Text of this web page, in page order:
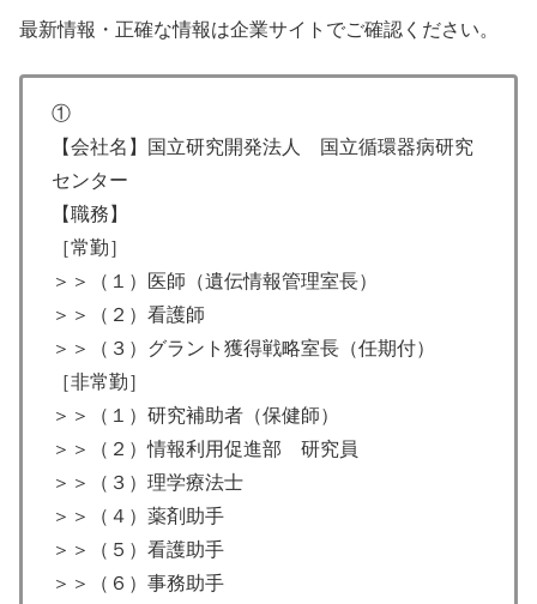
最新情報・正確な情報は企業サイトでご確認ください。
①
【会社名】国立研究開発法人 国立循環器病研究
センター
【職務】
［常勤］
＞＞（１）医師（遺伝情報管理室長）
＞＞（２）看護師
＞＞（３）グラント獲得戦略室長（任期付）
［非常勤］
＞＞（１）研究補助者（保健師）
＞＞（２）情報利用促進部 研究員
＞＞（３）理学療法士
＞＞（４）薬剤助手
＞＞（５）看護助手
＞＞（６）事務助手